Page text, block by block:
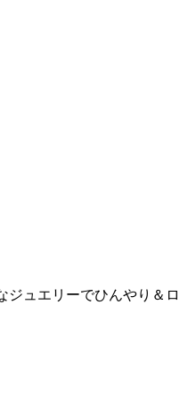
ジュエリーでひんやり＆ロ